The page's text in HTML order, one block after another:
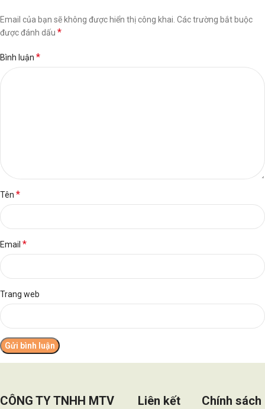
Email của bạn sẽ không được hiển thị công khai. Các trường bắt buộc
được đánh dấu *
Bình luận *
Tên *
Email *
Trang web
CÔNG TY TNHH MTV
Liên kết
Chính sách